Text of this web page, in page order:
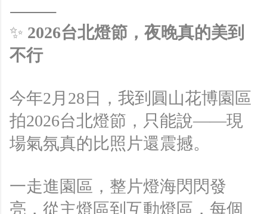
⸻
✨ 2026台北燈節，夜晚真的美到
不行
今年2月28日，我到圓山花博園區
拍2026台北燈節，只能說——現
場氣氛真的比照片還震撼。
一走進園區，整片燈海閃閃發
亮，從主燈區到互動燈區，每個